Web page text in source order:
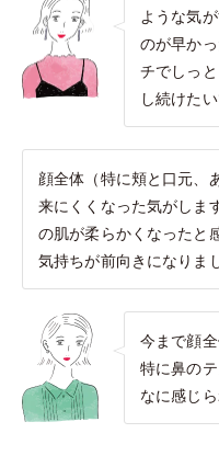
ような気
のが早か
チでしっ
し続けたい
顔全体（特に頬と口元、
来にくくなった気がしま
の肌が柔らかくなったと
気持ちが前向きになりま
今まで顔
特に鼻の
なに感じ